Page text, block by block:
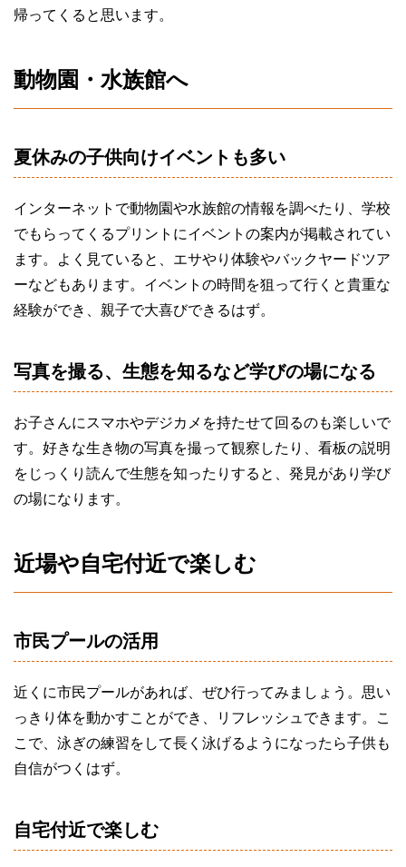
帰ってくると思います。
動物園・水族館へ
夏休みの子供向けイベントも多い
インターネットで動物園や水族館の情報を調べたり、学校
でもらってくるプリントにイベントの案内が掲載されてい
ます。よく見ていると、エサやり体験やバックヤードツア
ーなどもあります。イベントの時間を狙って行くと貴重な
経験ができ、親子で大喜びできるはず。
写真を撮る、生態を知るなど学びの場になる
お子さんにスマホやデジカメを持たせて回るのも楽しいで
す。好きな生き物の写真を撮って観察したり、看板の説明
をじっくり読んで生態を知ったりすると、発見があり学び
の場になります。
近場や自宅付近で楽しむ
市民プールの活用
近くに市民プールがあれば、ぜひ行ってみましょう。思い
っきり体を動かすことができ、リフレッシュできます。こ
こで、泳ぎの練習をして長く泳げるようになったら子供も
自信がつくはず。
自宅付近で楽しむ